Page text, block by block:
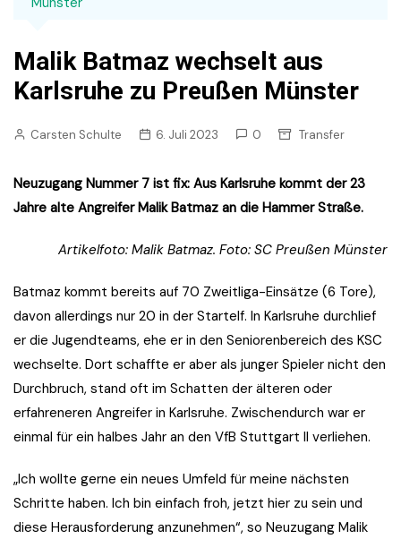
Malik Batmaz wechselt aus
Karlsruhe zu Preußen Münster
Carsten Schulte 6. Juli 2023 0 Transfer
Neuzugang Nummer 7 ist fix: Aus Karlsruhe kommt der 23
Jahre alte Angreifer Malik Batmaz an die Hammer Straße.
Artikelfoto: Malik Batmaz. Foto: SC Preußen Münster
Batmaz kommt bereits auf 70 Zweitliga-Einsätze (6 Tore),
davon allerdings nur 20 in der Startelf. In Karlsruhe durchlief
er die Jugendteams, ehe er in den Seniorenbereich des KSC
wechselte. Dort schaffte er aber als junger Spieler nicht den
Durchbruch, stand oft im Schatten der älteren oder
erfahreneren Angreifer in Karlsruhe. Zwischendurch war er
einmal für ein halbes Jahr an den VfB Stuttgart II verliehen.
„Ich wollte gerne ein neues Umfeld für meine nächsten
Schritte haben. Ich bin einfach froh, jetzt hier zu sein und
diese Herausforderung anzunehmen“, so Neuzugang Malik